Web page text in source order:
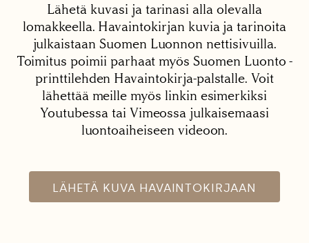
Lähetä kuvasi ja tarinasi alla olevalla
lomakkeella. Havaintokirjan kuvia ja tarinoita
julkaistaan Suomen Luonnon nettisivuilla.
Toimitus poimii parhaat myös Suomen Luonto -
printtilehden Havaintokirja-palstalle. Voit
lähettää meille myös linkin esimerkiksi
Youtubessa tai Vimeossa julkaisemaasi
luontoaiheiseen videoon.
LÄHETÄ KUVA HAVAINTOKIRJAAN